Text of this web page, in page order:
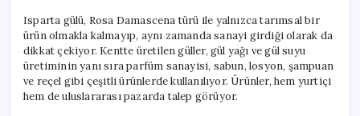
Isparta gülü, Rosa Damascena türü ile yalnızca tarımsal bir
ürün olmakla kalmayıp, aynı zamanda sanayi girdiği olarak da
dikkat çekiyor. Kentte üretilen güller, gül yağı ve gül suyu
üretiminin yanı sıra parfüm sanayisi, sabun, losyon, şampuan
ve reçel gibi çeşitli ürünlerde kullanılıyor. Ürünler, hem yurtiçi
hem de uluslararası pazarda talep görüyor.